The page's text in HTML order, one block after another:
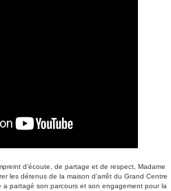
d’écoute, de partage et de respect, Madame
les détenus de la maison d’arrêt du Grand Centre
partagé son parcours et son engagement pour la